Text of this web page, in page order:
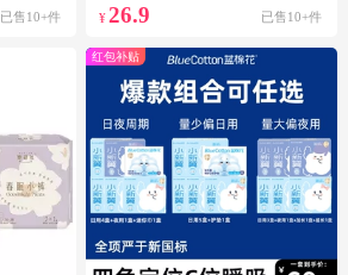
已售10+件 ¥26.9 已售10+件
红包补贴